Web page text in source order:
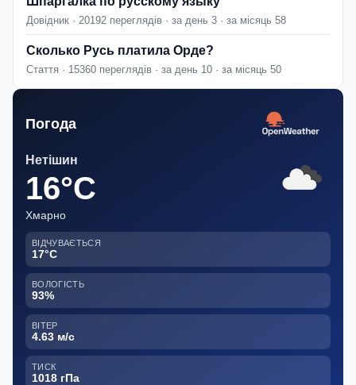
Довідник · 20192 переглядів · за день 3 · за місяць 58
Сколько Русь платила Орде?
Стаття · 15360 переглядів · за день 10 · за місяць 50
Погода
Нетішин
16°C
Хмарно
ВІДЧУВАЄТЬСЯ
17°C
ВОЛОГІСТЬ
93%
ВІТЕР
4.63 м/с
ТИСК
1018 гПа